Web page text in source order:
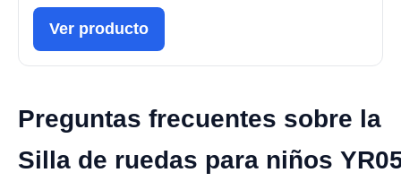
Ver producto
Preguntas frecuentes sobre la
Silla de ruedas para niños